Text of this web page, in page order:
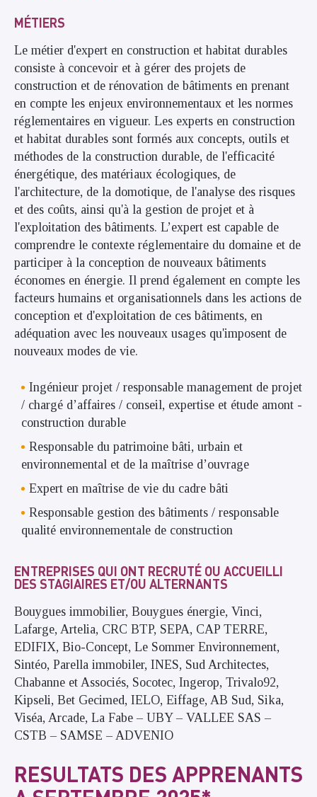
MÉTIERS
Le métier d'expert en construction et habitat durables
consiste à concevoir et à gérer des projets de
construction et de rénovation de bâtiments en prenant
en compte les enjeux environnementaux et les normes
réglementaires en vigueur. Les experts en construction
et habitat durables sont formés aux concepts, outils et
méthodes de la construction durable, de l'efficacité
énergétique, des matériaux écologiques, de
l'architecture, de la domotique, de l'analyse des risques
et des coûts, ainsi qu'à la gestion de projet et à
l'exploitation des bâtiments. L’expert est capable de
comprendre le contexte réglementaire du domaine et de
participer à la conception de nouveaux bâtiments
économes en énergie. Il prend également en compte les
facteurs humains et organisationnels dans les actions de
conception et d'exploitation de ces bâtiments, en
adéquation avec les nouveaux usages qu'imposent de
nouveaux modes de vie.
Ingénieur projet / responsable management de projet
/ chargé d’affaires / conseil, expertise et étude amont -
construction durable
Responsable du patrimoine bâti, urbain et
environnemental et de la maîtrise d’ouvrage
Expert en maîtrise de vie du cadre bâti
Responsable gestion des bâtiments / responsable
qualité environnementale de construction
ENTREPRISES QUI ONT RECRUTÉ OU ACCUEILLI
DES STAGIAIRES ET/OU ALTERNANTS
Bouygues immobilier, Bouygues énergie, Vinci,
Lafarge, Artelia, CRC BTP, SEPA, CAP TERRE,
EDIFIX, Bio-Concept, Le Sommer Environnement,
Sintéo, Parella immobiler, INES, Sud Architectes,
Chabanne et Associés, Socotec, Ingerop, Trivalo92,
Kipseli, Bet Gecimed, IELO, Eiffage, AB Sud, Sika,
Viséa, Arcade, La Fabe – UBY – VALLEE SAS –
CSTB – SAMSE – ADVENIO
RESULTATS DES APPRENANTS